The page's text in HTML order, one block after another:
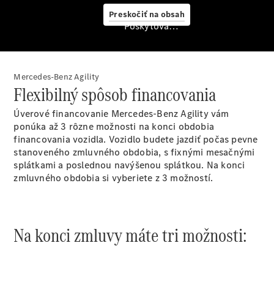
Preskočiť na obsah
služby
Rezervovať
predvádzaciu
Servis a
príslušenstvo
Poskytovateľ/ochrana osobných údajov
Mercedes-Benz Agility
Flexibilný spôsob financovania
Úverové financovanie Mercedes-Benz Agility vám
ponúka až 3 rôzne možnosti na konci obdobia
financovania vozidla. Vozidlo budete jazdiť počas pevne
stanoveného zmluvného obdobia, s fixnými mesačnými
splátkami a poslednou navýšenou splátkou. Na konci
zmluvného obdobia si vyberiete z 3 možností.
Na konci zmluvy máte tri možnosti: